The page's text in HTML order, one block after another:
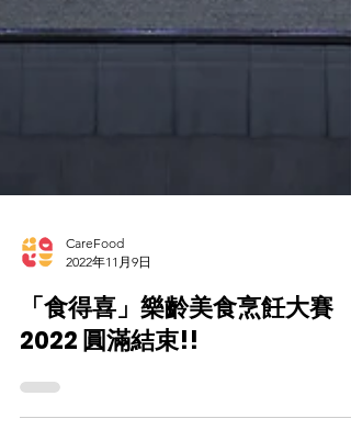
CareFood
2022年11月9日
「食得喜」樂齡美食烹飪大賽
2022 圓滿結束!!